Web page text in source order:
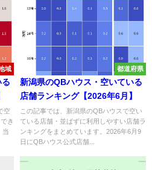
域
空
き
当
都道府県
新潟県のQBハウス・空いている
店舗ランキング【2026年6月】
この記事では、新潟県のQBハウスで空い
ている店舗・並ばずに利用しやすい店舗ラ
ンキングをまとめています。2026年6月9
日にQBハウス公式店舗...